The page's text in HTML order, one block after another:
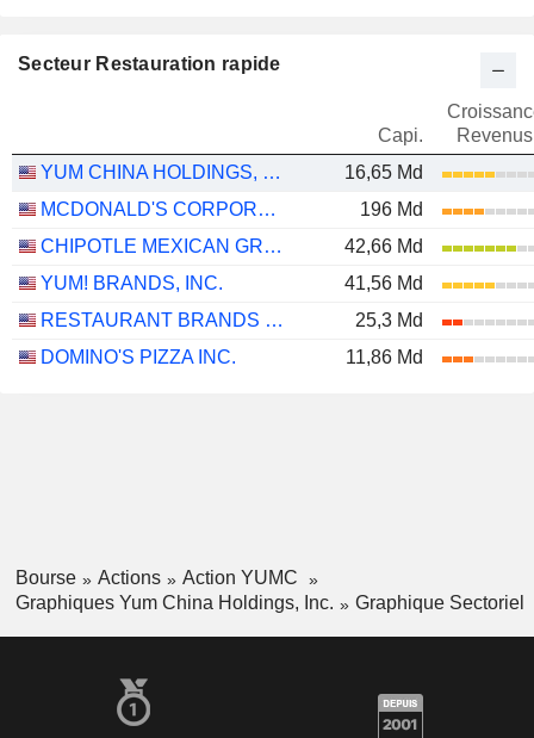
Secteur Restauration rapide
Capi.
Revenus
YUM CHINA HOLDINGS, INC.
16,65 Md
MCDONALD'S CORPORATION
196 Md
CHIPOTLE MEXICAN GRILL, INC.
42,66 Md
YUM! BRANDS, INC.
41,56 Md
RESTAURANT BRANDS INTERNATIONAL INC.
25,3 Md
DOMINO'S PIZZA INC.
11,86 Md
Bourse Actions
Action YUMC
Graphiques Yum China Holdings, Inc.
Graphique Sectoriel